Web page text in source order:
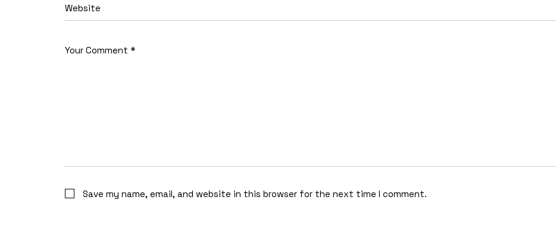
Save my name, email, and website in this browser for the next time I comment.